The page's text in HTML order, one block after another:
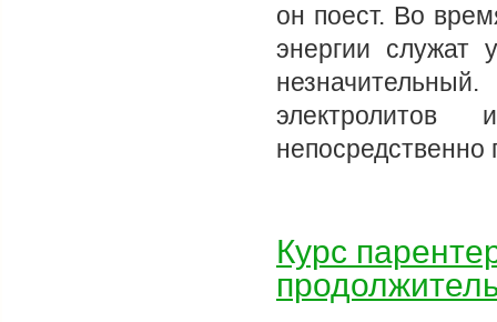
он поест. Во
энергии служат
непосредственно
Курс